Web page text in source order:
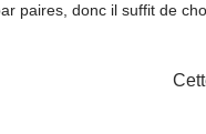
paires, donc il suffit de